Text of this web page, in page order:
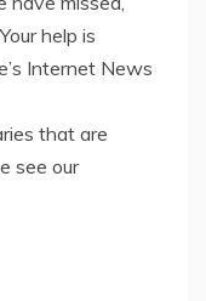
help is
Internet News
that are
see our